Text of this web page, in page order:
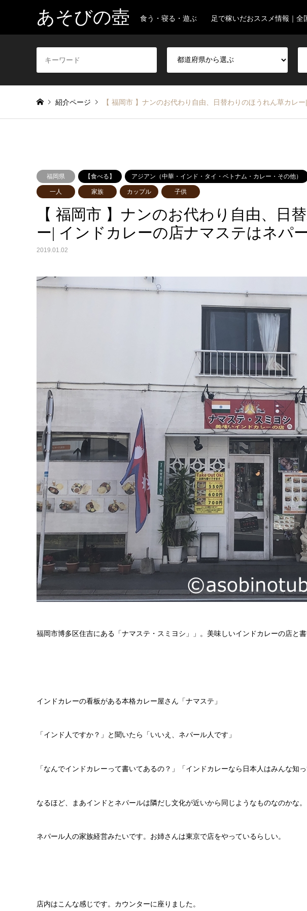
あそびの壺 食う・寝る・遊ぶ 足で稼いだおススメ情報｜全
紹介ページ 【 福岡市 】ナンのお代わり自由、日替わりのほうれん草カレ
福岡県 【食べる】 アジアン（中華・インド・タイ・ベトナム・カレー・その他）
一人 家族 カップル 子供
【 福岡市 】ナンのお代わり自由、日
ー| インドカレーの店ナマステはネパ
2019.01.02
福岡市博多区住吉にある「ナマステ・スミヨシ」」。美味しいインドカレーの店と書
インドカレーの看板がある本格カレー屋さん「ナマステ」
「インド人ですか？」と聞いたら「いいえ、ネパール人です」
「なんでインドカレーって書いてあるの？」「インドカレーなら日本人はみんな知っ
なるほど、まあインドとネパールは隣だし文化が近いから同じようなものなのかな。
ネパール人の家族経営みたいです。お姉さんは東京で店をやっているらしい。
店内はこんな感じです。カウンターに座りました。